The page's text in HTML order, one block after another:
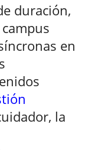
duración,
en
la